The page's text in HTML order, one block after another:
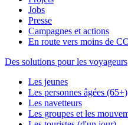
Jobs
Presse
Campagnes et actions
En route vers moins de
Des solutions pour les voyageurs
Les jeunes
Les personnes âgées (65+)
Les navetteurs
Les groupes et les